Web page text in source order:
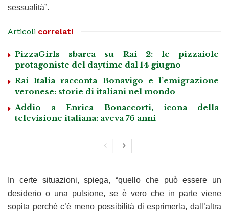
sessualità”.
Articoli correlati
PizzaGirls sbarca su Rai 2: le pizzaiole
protagoniste del daytime dal 14 giugno
Rai Italia racconta Bonavigo e l’emigrazione
veronese: storie di italiani nel mondo
Addio a Enrica Bonaccorti, icona della
televisione italiana: aveva 76 anni
In certe situazioni, spiega, “quello che può essere un
desiderio o una pulsione, se è vero che in parte viene
sopita perché c’è meno possibilità di esprimerla, dall’altra